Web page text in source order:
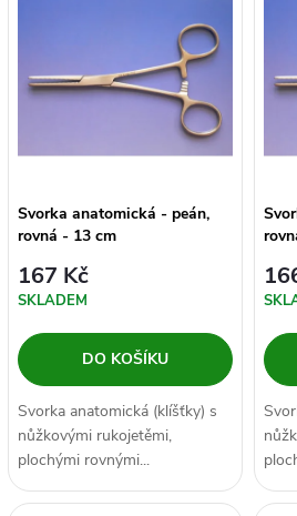
z
e
í
p
r
o
d
u
Abecedně
ý
p
i
s
p
r
o
d
u
Svorka anatomická - peán,
rovná - 13 cm
167 Kč
SKLADEM
DO KOŠÍKU
Svorka anatomická (klíšťky) s
nůžkovými rukojetěmi,
plochými rovnými...
se